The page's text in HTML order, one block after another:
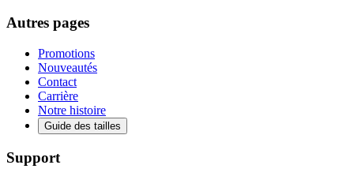
Autres pages
Promotions
Nouveautés
Contact
Carrière
Notre histoire
Guide des tailles
Support